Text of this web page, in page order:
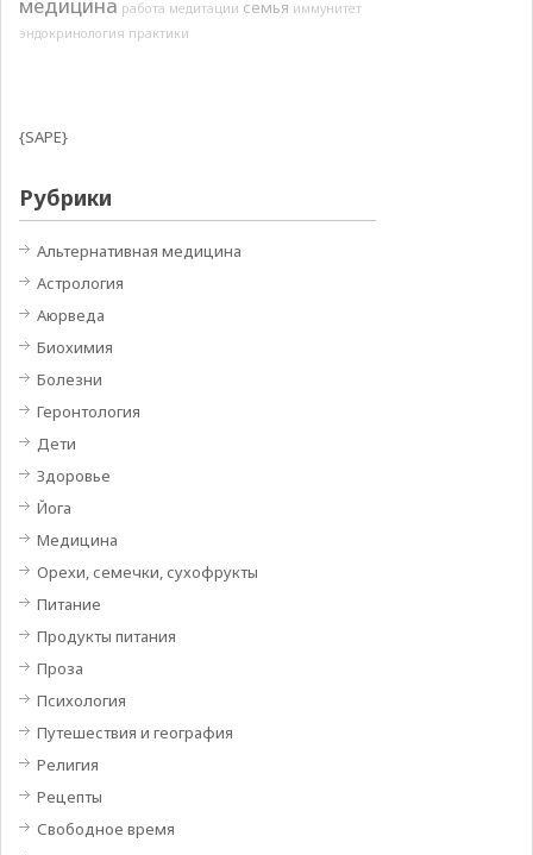
работа медитации семья иммунитет
эндокринология практики
{SAPE}
Рубрики
Альтернативная медицина
Астрология
Аюрведа
Биохимия
Болезни
Геронтология
Дети
Здоровье
Йога
Медицина
Орехи, семечки, сухофрукты
Питание
Продукты питания
Проза
Психология
Путешествия и география
Религия
Рецепты
Свободное время